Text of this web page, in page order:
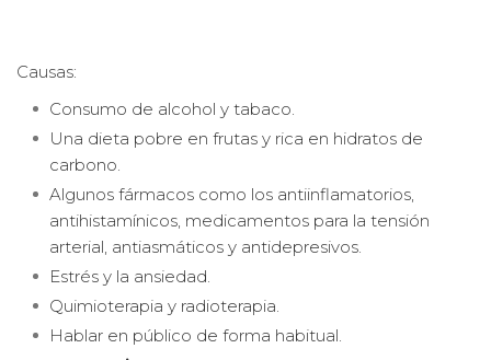
Causas:
Consumo de alcohol y tabaco.
Una dieta pobre en frutas y rica en hidratos de
carbono.
Algunos fármacos como los antiinflamatorios,
antihistamínicos, medicamentos para la tensión
arterial, antiasmáticos y antidepresivos.
Estrés y la ansiedad.
Quimioterapia y radioterapia.
Hablar en público de forma habitual.